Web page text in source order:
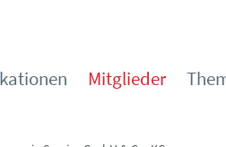
Mitglieder